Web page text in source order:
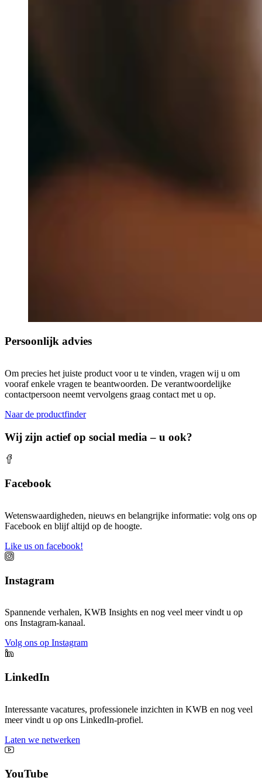
Persoonlijk advies
Om precies het juiste product voor u te vinden, vragen wij u om
vooraf enkele vragen te beantwoorden. De verantwoordelijke
contactpersoon neemt vervolgens graag contact met u op.
Naar de productfinder
Wij zijn actief op social media – u ook?
Facebook
Wetenswaardigheden, nieuws en belangrijke informatie: volg ons op
Facebook en blijf altijd op de hoogte.
Like us on facebook!
Instagram
Spannende verhalen, KWB Insights en nog veel meer vindt u op
ons Instagram-kanaal.
Volg ons op Instagram
LinkedIn
Interessante vacatures, professionele inzichten in KWB en nog veel
meer vindt u op ons LinkedIn-profiel.
Laten we netwerken
YouTube